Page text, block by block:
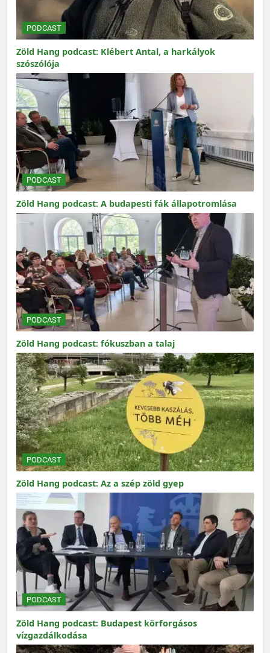
PODCAST
Zöld Hang podcast: Klébert Antal, a harkályok
szószólója
PODCAST
Zöld Hang podcast: A budapesti fák állapotromlása
PODCAST
Zöld Hang podcast: fókuszban a talaj
PODCAST
Zöld Hang podcast: Az a szép zöld gyep
PODCAST
Zöld Hang podcast: Budapest körforgásos
vízgazdálkodása